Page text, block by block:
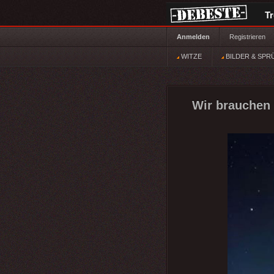
Anmelden Registrieren
WITZE BILDER &
Wir